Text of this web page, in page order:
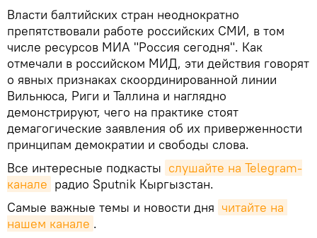
Власти балтийских стран неоднократно
препятствовали работе российских СМИ, в том
числе ресурсов МИА "Россия сегодня". Как
отмечали в российском МИД, эти действия говорят
о явных признаках скоординированной линии
Вильнюса, Риги и Таллина и наглядно
демонстрируют, чего на практике стоят
демагогические заявления об их приверженности
принципам демократии и свободы слова.
Все интересные подкасты слушайте на Telegram-
канале радио Sputnik Кыргызстан.
Самые важные темы и новости дня читайте на
нашем канале .